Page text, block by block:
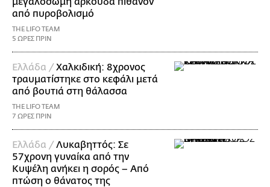
από πυροβολισμό
THE LIFO TEAM
5 ΩΡΕΣ ΠΡΙΝ
Ελλάδα /Χαλκιδική: 8χρονος
τραυματίστηκε στο κεφάλι μετά
από βουτιά στη θάλασσα
THE LIFO TEAM
7 ΩΡΕΣ ΠΡΙΝ
Ελλάδα /Λυκαβηττός: Σε
57χρονη γυναίκα από την
Κυψέλη ανήκει η σορός – Από
πτώση ο θάνατος της